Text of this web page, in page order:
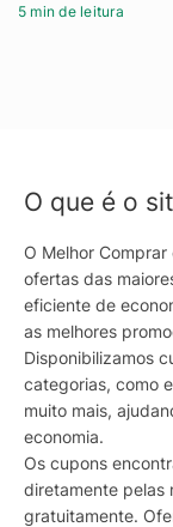
5 min de leitura
O que é o
O Melhor
ofertas das
eficiente de
as melhores
Disponibilizamos
categorias, como
muito mais,
economia.
Os cupons
diretamente pelas
gratuitamente.